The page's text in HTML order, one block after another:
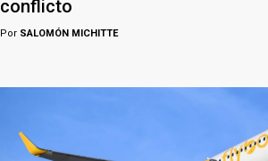
conflicto
Por SALOMÓN MICHITTE